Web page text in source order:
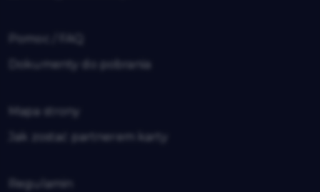
Dokumenty do pobrania
Mapa strony
Jak zostać partnerem karty
Regulamin